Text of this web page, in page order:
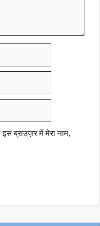
ब्राउज़र में मेरा नाम,